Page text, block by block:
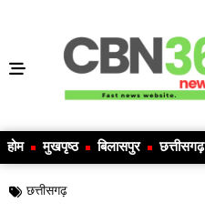
होम मुखपृष्ठ बिलासपुर छत्तीसगढ़
छत्तीसगढ़